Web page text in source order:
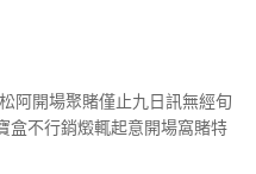
阿開場聚賭僅止九日訊無經旬
盒不行銷燬輒起意開場窩賭特